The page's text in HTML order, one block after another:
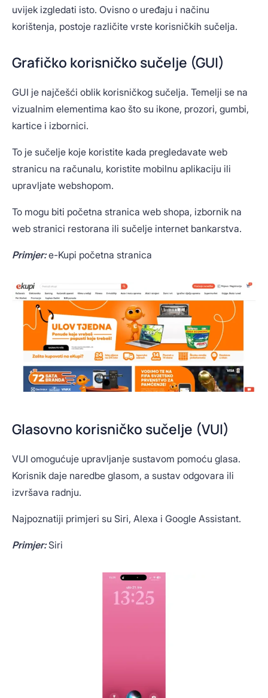
uvijek izgledati isto. Ovisno o uređaju i načinu
korištenja, postoje različite vrste korisničkih sučelja.
Grafičko korisničko sučelje (GUI)
GUI je najčešći oblik korisničkog sučelja. Temelji se na
vizualnim elementima kao što su ikone, prozori, gumbi,
kartice i izbornici.
To je sučelje koje koristite kada pregledavate web
stranicu na računalu, koristite mobilnu aplikaciju ili
upravljate webshopom.
To mogu biti početna stranica web shopa, izbornik na
web stranici restorana ili sučelje internet bankarstva.
Primjer:e-Kupi početna stranica
Glasovno korisničko sučelje (VUI)
VUI omogućuje upravljanje sustavom pomoću glasa.
Korisnik daje naredbe glasom, a sustav odgovara ili
izvršava radnju.
Najpoznatiji primjeri su Siri, Alexa i Google Assistant.
Primjer:Siri